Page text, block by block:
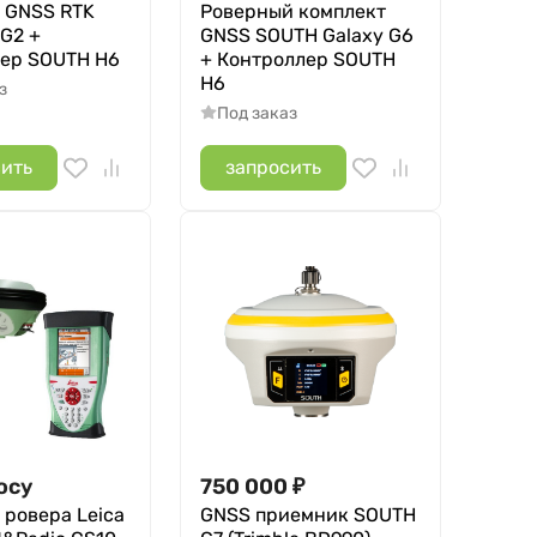
RTK
+
SOUTH H6
Роверный комплект
GNSS SOUTH Galaxy G6
+ Контроллер SOUTH
H6
Под заказ
запросить
Leica
750 000 ₽
GNSS приемник SOUTH